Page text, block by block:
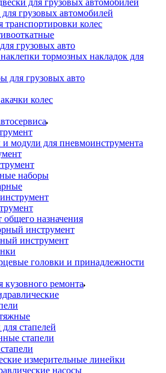
для грузовых автомобилей
грузовых автомобилей
транспортировки колес
грузовых авто
тормозных накладок для
для грузовых авто
колес
и модули для пневмоинструмента
наборы
назначения
инструмент
инструмент
головки и принадлежности
кузовного ремонта
стапелей
стапели
измерительные линейки
насосы